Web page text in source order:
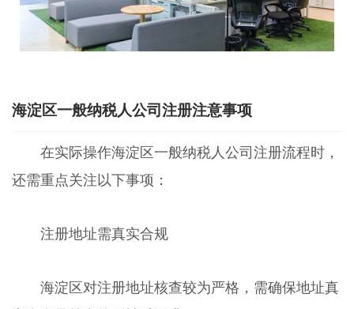
海淀区一般纳税人公司注册注意事项
在实际操作海淀区一般纳税人公司注册流程时，
还需重点关注以下事项：
注册地址需真实合规
海淀区对注册地址核查较为严格，需确保地址真